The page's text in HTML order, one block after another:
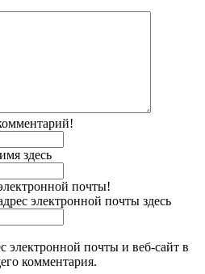
здесь
почты!
электронной почты здесь
электронной почты и веб-сайт в
комментария.